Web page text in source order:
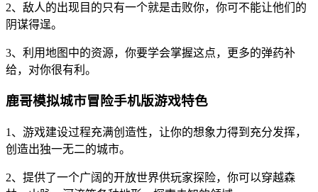
2、敌人的出现目的只有一个就是击败你，你可不能让他们的
阴谋得逞。
3、利用地图中的资源，你要学会掌握这点，更多的弹药补
给，对你很有利。
鹿哥模拟城市冒险手机版游戏特色
1、游戏建设过程充满创造性，让你的想象力得到充分发挥，
创造出独一无二的城市。
2、提供了一个广阔的开放世界供玩家探险，你可以穿越森